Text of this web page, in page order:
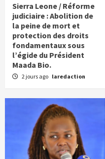
Sierra Leone / Réforme
judiciaire : Abolition de
la peine de mort et
protection des droits
fondamentaux sous
l’égide du Président
Maada Bio.
2 jours ago laredaction